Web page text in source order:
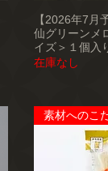
【2026年7月
仙グリーンメ
イズ＞１個入
在庫なし
素材へのこ